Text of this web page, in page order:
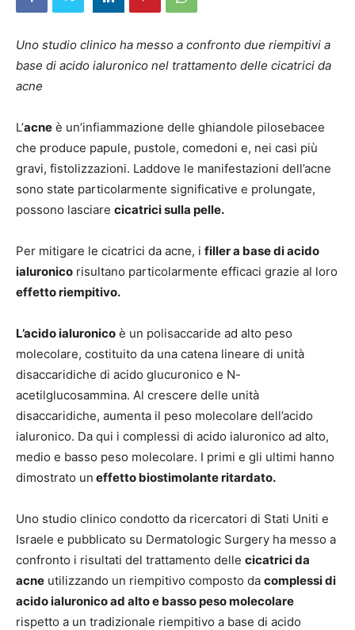
Uno studio clinico ha messo a confronto due riempitivi a
base di acido ialuronico nel trattamento delle cicatrici da
acne
L’acne è un’infiammazione delle ghiandole pilosebacee
che produce papule, pustole, comedoni e, nei casi più
gravi, fistolizzazioni. Laddove le manifestazioni dell’acne
sono state particolarmente significative e prolungate,
possono lasciare cicatrici sulla pelle.
Per mitigare le cicatrici da acne, i filler a base di acido
ialuronico risultano particolarmente efficaci grazie al loro
effetto riempitivo.
L’acido ialuronico è un polisaccaride ad alto peso
molecolare, costituito da una catena lineare di unità
disaccaridiche di acido glucuronico e N-
acetilglucosammina. Al crescere delle unità
disaccaridiche, aumenta il peso molecolare dell’acido
ialuronico. Da qui i complessi di acido ialuronico ad alto,
medio e basso peso molecolare. I primi e gli ultimi hanno
dimostrato un effetto biostimolante ritardato.
Uno studio clinico condotto da ricercatori di Stati Uniti e
Israele e pubblicato su Dermatologic Surgery ha messo a
confronto i risultati del trattamento delle cicatrici da
acne utilizzando un riempitivo composto da complessi di
acido ialuronico ad alto e basso peso molecolare
rispetto a un tradizionale riempitivo a base di acido